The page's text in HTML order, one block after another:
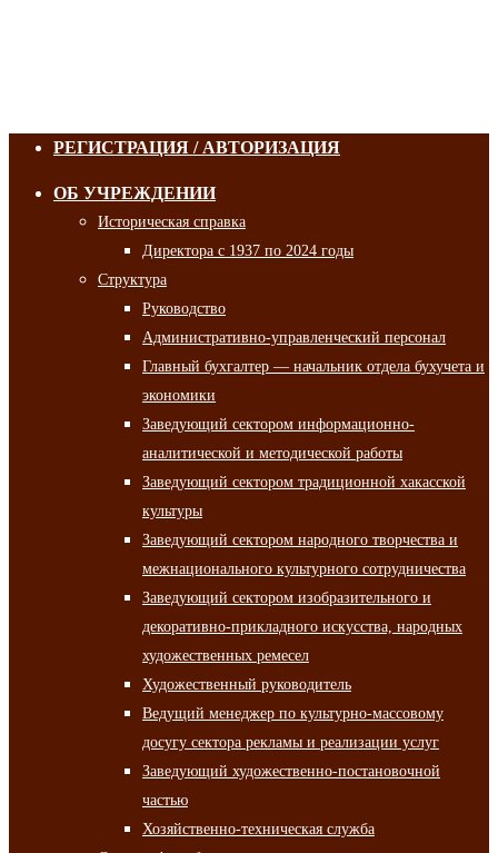
РЕГИСТРАЦИЯ / АВТОРИЗАЦИЯ
ОБ УЧРЕЖДЕНИИ
Историческая справка
Директора с 1937 по 2024 годы
Структура
Руководство
Административно-управленческий персонал
Главный бухгалтер — начальник отдела бухучета и
экономики
Заведующий сектором информационно-
аналитической и методической работы
Заведующий сектором традиционной хакасской
культуры
Заведующий сектором народного творчества и
межнационального культурного сотрудничества
Заведующий сектором изобразительного и
декоративно-прикладного искусства, народных
художественных ремесел
Художественный руководитель
Ведущий менеджер по культурно-массовому
досугу сектора рекламы и реализации услуг
Заведующий художественно-постановочной
частью
Хозяйственно-техническая служба